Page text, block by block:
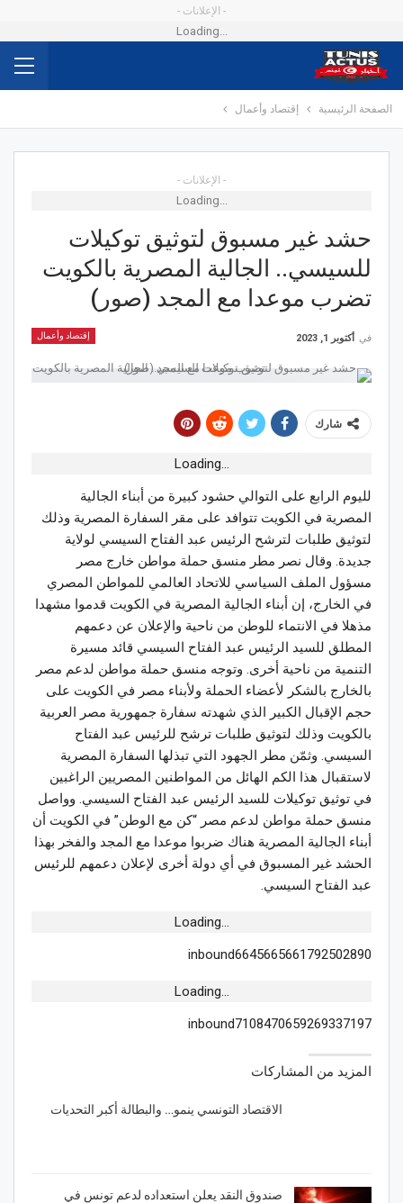
- الإعلانات -
Loading...
الصفحة الرئيسية إقتصاد وأعمال
- الإعلانات -
Loading...
حشد غير مسبوق لتوثيق توكيلات
للسيسي.. الجالية المصرية بالكويت
تضرب موعدا مع المجد (صور)
إقتصاد وأعمال في أكتوبر 1, 2023
شارك
Loading...
لليوم الرابع على التوالي حشود كبيرة من أبناء الجالية
المصرية في الكويت تتوافد على مقر السفارة المصرية وذلك
لتوثيق طلبات لترشح الرئيس عبد الفتاح السيسي لولاية
جديدة. وقال نصر مطر منسق حملة مواطن خارج مصر
مسؤول الملف السياسي للاتحاد العالمي للمواطن المصري
في الخارج، إن أبناء الجالية المصرية في الكويت قدموا مشهدا
مذهلا في الانتماء للوطن من ناحية والإعلان عن دعمهم
المطلق للسيد الرئيس عبد الفتاح السيسي قائد مسيرة
التنمية من ناحية أخرى. وتوجه منسق حملة مواطن لدعم مصر
بالخارج بالشكر لأعضاء الحملة ولأبناء مصر في الكويت على
حجم الإقبال الكبير الذي شهدته سفارة جمهورية مصر العربية
بالكويت وذلك لتوثيق طلبات ترشح للرئيس عبد الفتاح
السيسي. وثمّن مطر الجهود التي تبذلها السفارة المصرية
لاستقبال هذا الكم الهائل من المواطنين المصريين الراغبين
في توثيق توكيلات للسيد الرئيس عبد الفتاح السيسي. وواصل
منسق حملة مواطن لدعم مصر “كن مع الوطن” في الكويت أن
أبناء الجالية المصرية هناك ضربوا موعدا مع المجد والفخر بهذا
الحشد غير المسبوق في أي دولة أخرى لإعلان دعمهم للرئيس
عبد الفتاح السيسي.
Loading...
inbound6645665661792502890
Loading...
inbound7108470659269337197
المزيد من المشاركات
الاقتصاد التونسي ينمو… والبطالة أكبر التحديات
صندوق النقد يعلن استعداده لدعم تونس في